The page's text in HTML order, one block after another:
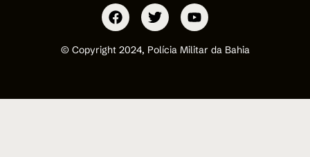
© Copyright 2024, Polícia Militar da Bahia